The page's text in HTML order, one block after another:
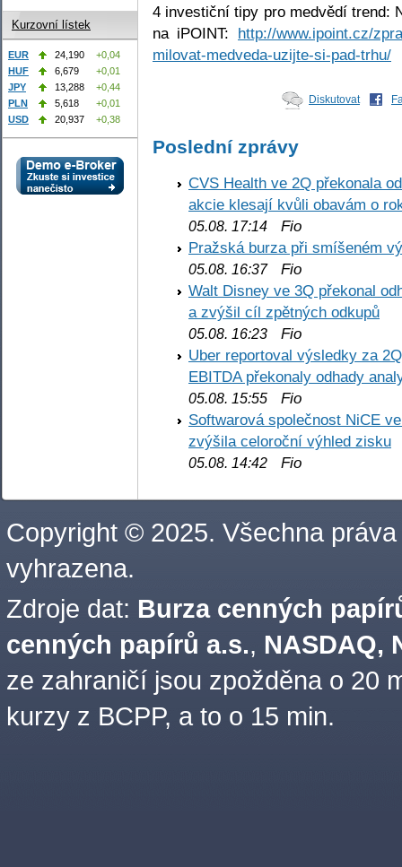
4 investiční tipy pro medvědí trend:
na iPOINT: http://www.ipoint.cz/
milovat-medveda-uzijte-si-pad-trhu/
Diskutovat
Poslední zprávy
CVS Health ve 2Q překonala
akcie klesají kvůli obavám o
05.08. 17:14 Fio
Pražská burza při smíšeném
05.08. 16:37Fio
Walt Disney ve 3Q překonal
a zvýšil cíl zpětných odkupů
05.08. 16:23 Fio
Uber reportoval výsledky za
EBITDA překonaly odhady
05.08. 15:55 Fio
Softwarová společnost NiCE
zvýšila celoroční výhled zisku
05.08. 14:42 Fio
Kurzovní lístek
EUR 24,190
+0,04
HUF
6,679
+0,01
JPY
13,288
+0,44
PLN
5,618
+0,01
USD
20,937 +0,38
Copyright © 2025. Všechna práva
vyhrazena.
Zdroje dat: Burza cenných
cenných papírů a.s., NASDAQ,
ze zahraničí jsou zpožděna o 20
kurzy z BCPP, a to o 15 min.